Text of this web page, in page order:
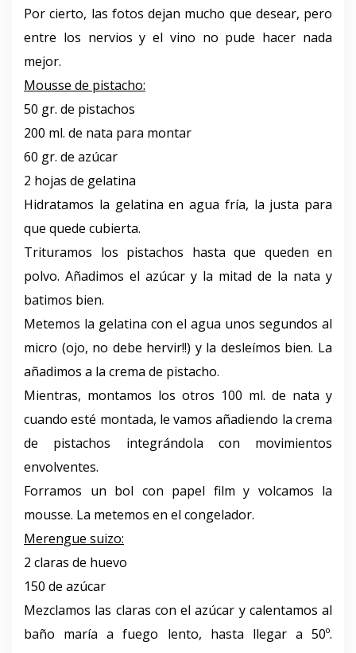
Por cierto, las fotos dejan mucho que desear, pero
entre los nervios y el vino no pude hacer nada
mejor.
Mousse de pistacho:
50 gr. de pistachos
200 ml. de nata para montar
60 gr. de azúcar
2 hojas de gelatina
Hidratamos la gelatina en agua fría, la justa para
que quede cubierta.
Trituramos los pistachos hasta que queden en
polvo. Añadimos el azúcar y la mitad de la nata y
batimos bien.
Metemos la gelatina con el agua unos segundos al
micro (ojo, no debe hervir!!) y la desleímos bien. La
añadimos a la crema de pistacho.
Mientras, montamos los otros 100 ml. de nata y
cuando esté montada, le vamos añadiendo la crema
de pistachos integrándola con movimientos
envolventes.
Forramos un bol con papel film y volcamos la
mousse. La metemos en el congelador.
Merengue suizo:
2 claras de huevo
150 de azúcar
Mezclamos las claras con el azúcar y calentamos al
baño maría a fuego lento, hasta llegar a 50º.